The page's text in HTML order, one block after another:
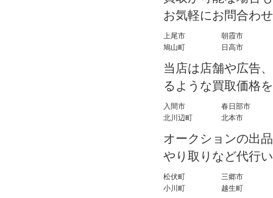
お気軽にお問合わ
上尾市
朝霞市
鳩山町
日高市
当店は店舗や広告
るような買取価格
入間市
春日部市
北川辺町
北本市
オークションの出
やり取りなど代行
松伏町
三郷市
小川町
越生町